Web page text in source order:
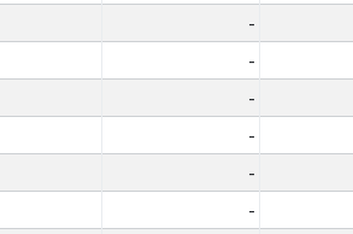
-
-
-
-
-
-